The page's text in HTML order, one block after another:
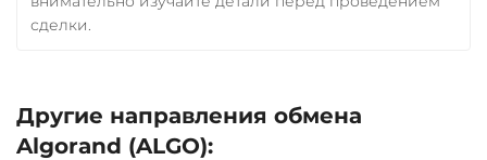
сделки.
Другие направления обмена
Algorand (ALGO):